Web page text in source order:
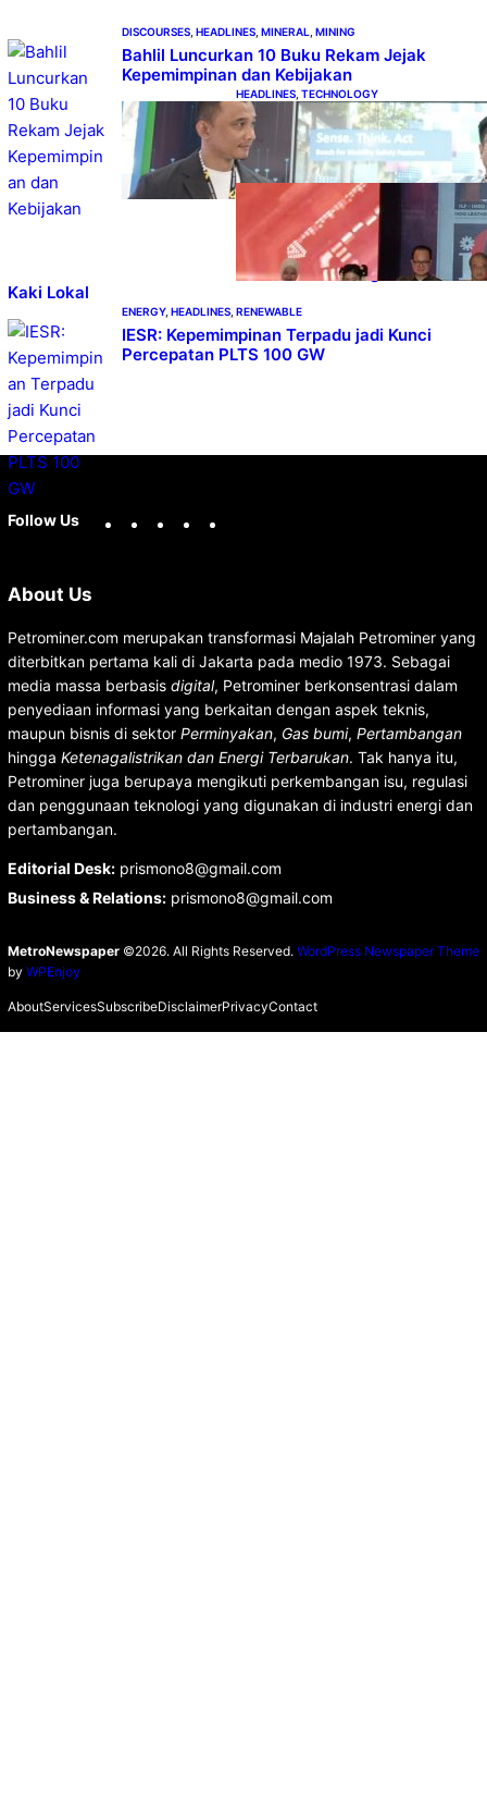
DISCOURSES, HEADLINES, MINERAL MINING
Bahlil Luncurkan 10 Buku Rekam Jejak
Kepemimpinan dan Kebijakan
HEADLINES, TECHNOLOGY
Teknologi Keselamatan,
Penentu Baru Persaingan
Industri Otomotif
DOWNSTREAM
HEADLINES
PETROLEUM
Terbuka,
Peluang Usaha
bagi IKM Alas
Kaki Lokal
ENERGY, HEADLINES, RENEWABLE
IESR: Kepemimpinan Terpadu jadi Kunci
Percepatan PLTS 100 GW
Follow Us
About Us
Petrominer.com merupakan transformasi Majalah Petrominer yang
diterbitkan pertama kali di Jakarta pada medio 1973. Sebagai
media massa berbasis digital, Petrominer berkonsentrasi dalam
penyediaan informasi yang berkaitan dengan aspek teknis,
maupun bisnis di sektor Perminyakan, Gas bumi, Pertambangan
hingga Ketenagalistrikan dan Energi Terbarukan. Tak hanya itu,
Petrominer juga berupaya mengikuti perkembangan isu, regulasi
dan penggunaan teknologi yang digunakan di industri energi dan
pertambangan.
Editorial Desk:prismono8@gmail.com
Business & Relations:prismono8@gmail.com
MetroNewspaper©2026. All Rights Reserved. WordPress Newspaper Theme
by WPEnjoy
AboutServicesSubscribeDisclaimerPrivacyContact